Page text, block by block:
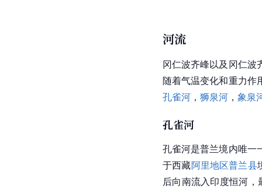
河流
冈仁波齐峰以及冈仁波
随着气温变化和重力作
孔雀河 ， 狮泉河 ， 象泉
孔雀河
孔雀河是普兰境内唯一
于西藏阿里地区普兰县
后向南流入印度恒河，